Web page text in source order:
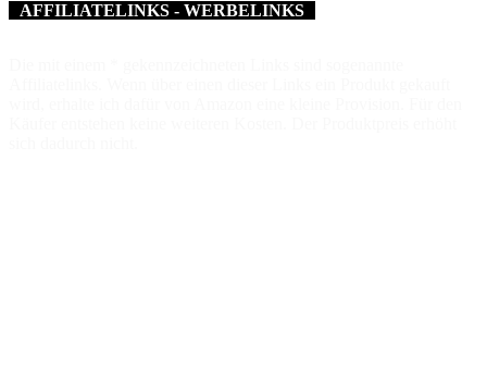
AFFILIATELINKS - WERBELINKS